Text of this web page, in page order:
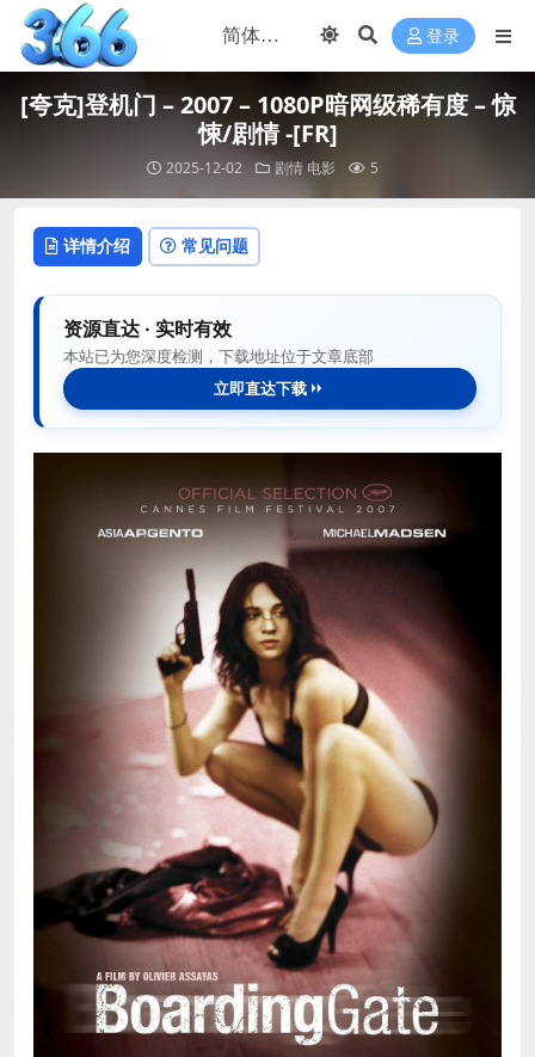
登录
[夸克]登机门 – 2007 – 1080P暗网级稀有度 – 惊
悚/剧情 -[FR]
2025-12-02 剧情电影 5
详情介绍 常见问题
资源直达 · 实时有效
本站已为您深度检测，下载地址位于文章底部
立即直达下载